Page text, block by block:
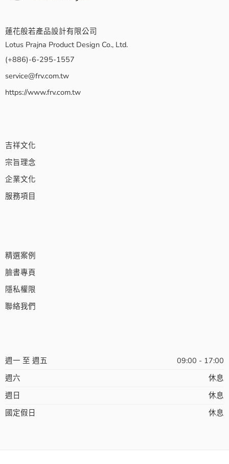
蓮花般若產品設計有限公司
Lotus Prajna Product Design Co., Ltd.
(+886)-6-295-1557
service@frv.com.tw
https://www.frv.com.tw
吉祥文化
宗旨理念
企業文化
服務項目
精選案例
臉書專頁
隱私權限
聯絡我們
週一 至 週五
09:00 - 17:00
週六
休息
週日
休息
國定假日
休息